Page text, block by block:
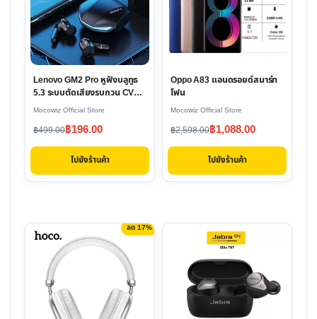
Lenovo GM2 Pro หูฟังบลูทูธ
5.3 ระบบตัดเสียงรบกวน CVC
6.0
Mocowiz Official Store
฿499.00
Original
price
฿499.00.
฿196.00
Current
price
฿196.00.
ไปยังร้านค้า
Oppo A83 แอนดรอยด์สมาร์ท
โฟน
Mocowiz Official Store
฿2,598.00
Original
price
฿2,598.00.
฿1,088.00
Current
price
฿1,088.00.
ไปยังร้านค้า
ลด 17%
This
product
has
multiple
variants.
product
multiple
variants.